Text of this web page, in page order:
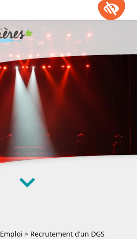
Emploi > Recrutement d’un DGS